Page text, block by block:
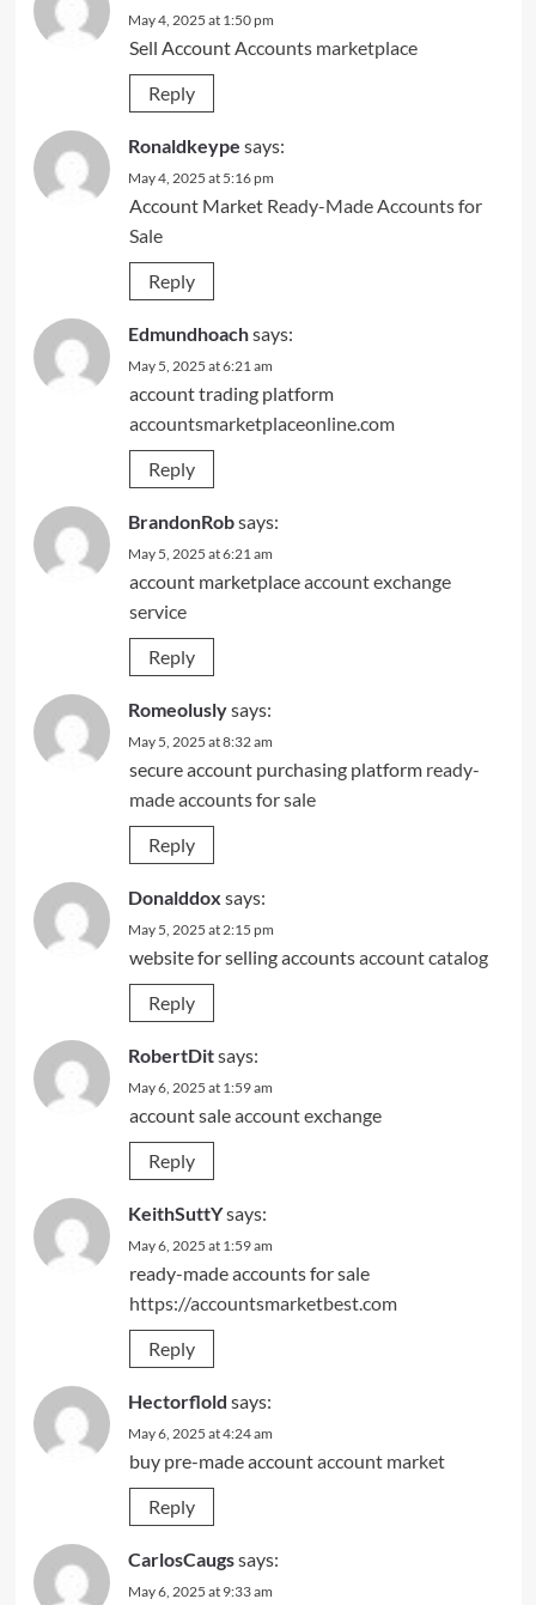
May 4, 2025 at 1:50 pm
Sell Account Accounts marketplace
Reply
Ronaldkeype says:
May 4, 2025 at 5:16 pm
Account Market Ready-Made Accounts for
Sale
Reply
Edmundhoachsays:
May 5, 2025 at 6:21 am
account trading platform
accountsmarketplaceonline.com
Reply
BrandonRobsays:
May 5, 2025 at 6:21 am
account marketplaceaccount exchange
service
Reply
Romeoluslysays:
May 5, 2025 at 8:32 am
secure account purchasing platform ready-
made accounts for sale
Reply
Donalddox says:
May 5, 2025 at 2:15 pm
website for selling accountsaccount catalog
Reply
RobertDitsays:
May 6, 2025 at 1:59 am
account saleaccount exchange
Reply
KeithSuttYsays:
May 6, 2025 at 1:59 am
ready-made accounts for sale
https://accountsmarketbest.com
Reply
Hectorflold says:
May 6, 2025 at 4:24 am
buy pre-made accountaccount market
Reply
CarlosCaugssays:
May 6, 2025 at 9:33 am